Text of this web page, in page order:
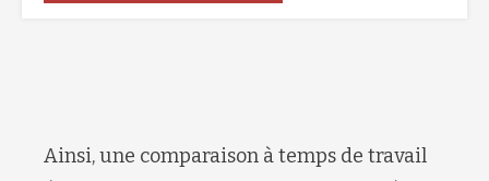
Ainsi, une comparaison à temps de travail